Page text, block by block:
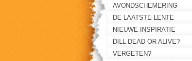
AVONDSCHEMERING
DE LAATSTE LENTE
NIEUWE INSPIRATIE
DILL DEAD OR ALIVE?
VERGETEN?